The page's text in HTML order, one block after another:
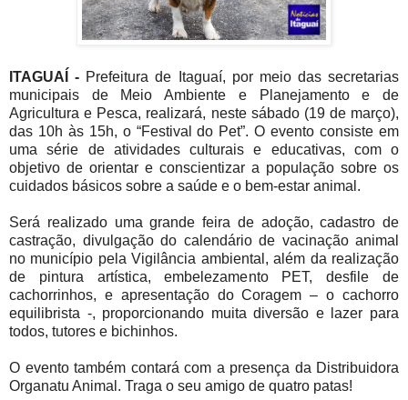
ITAGUAÍ - Prefeitura de Itaguaí, por meio das secretarias
municipais de Meio Ambiente e Planejamento e de
Agricultura e Pesca, realizará, neste sábado (19 de março),
das 10h às 15h, o “Festival do Pet”. O evento consiste em
uma série de atividades culturais e educativas, com o
objetivo de orientar e conscientizar a população sobre os
cuidados básicos sobre a saúde e o bem-estar animal.
Será realizado uma grande feira de adoção, cadastro de
castração, divulgação do calendário de vacinação animal
no município pela Vigilância ambiental, além da realização
de pintura artística, embelezamento PET, desfile de
cachorrinhos, e apresentação do Coragem – o cachorro
equilibrista -, proporcionando muita diversão e lazer para
todos, tutores e bichinhos.
O evento também contará com a presença da Distribuidora
Organatu Animal. Traga o seu amigo de quatro patas!